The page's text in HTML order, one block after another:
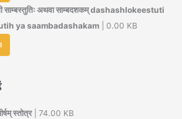
साम्बस्तुतिः अथवा साम्बदशकम् dashashlokeestuti
ya saambadashakam | 0.00 KB
स्तोत्र| 74.00 KB